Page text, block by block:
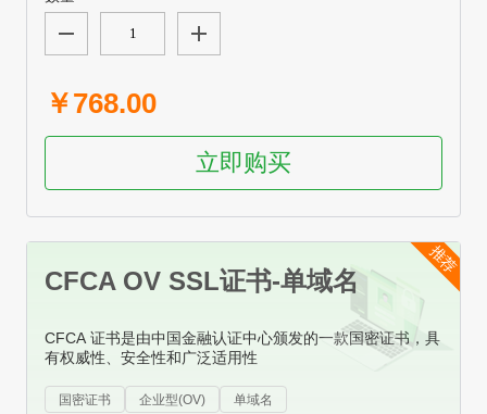
￥768.00
立即购买
推荐
CFCA OV SSL证书-单域名
CFCA 证书是由中国金融认证中心颁发的一款国密证书，具
有权威性、安全性和广泛适用性
国密证书 企业型(OV) 单域名